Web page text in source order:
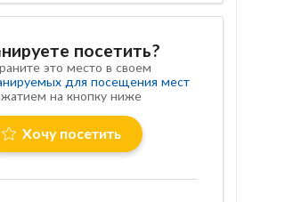
посетить?
это место в своем
для посещения мест
на кнопку ниже
Хочу посетить